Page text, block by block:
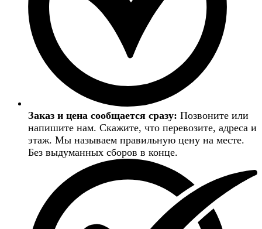
Заказ и цена сообщается сразу: Позвоните или
напишите нам. Скажите, что перевозите, адреса и
этаж. Мы называем правильную цену на месте.
Без выдуманных сборов в конце.